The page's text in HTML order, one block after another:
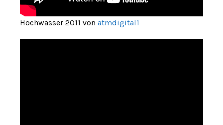
Hochwasser 2011 von atmdigital1